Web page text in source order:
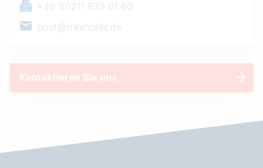
+49 (0)211 933 01 60
post@freshcells.de
Kontaktieren Sie uns